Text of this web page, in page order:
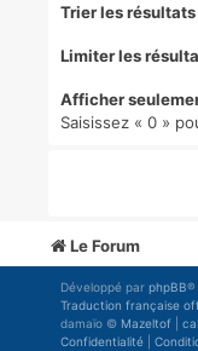
Trier les résultats
Limiter les
Afficher
Saisissez « 0 »
Le Forum
Développé par phpBB®
Traduction française
damaïo © Mazeltof
Confidentialité